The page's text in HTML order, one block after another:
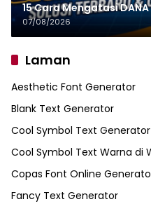
15 Cara Mengatasi
07/08/2026
Laman
Aesthetic Font Generator
Blank Text Generator
Cool Symbol Text Generator
Cool Symbol Text Warna di
Copas Font Online
Fancy Text Generator